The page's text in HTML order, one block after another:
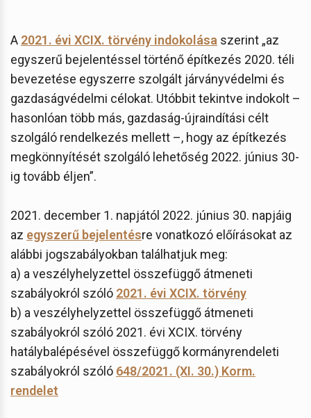
A 2021. évi XCIX. törvény indokolása szerint „az
egyszerű bejelentéssel történő építkezés 2020. téli
bevezetése egyszerre szolgált járványvédelmi és
gazdaságvédelmi célokat. Utóbbit tekintve indokolt –
hasonlóan több más, gazdaság-újraindítási célt
szolgáló rendelkezés mellett –, hogy az építkezés
megkönnyítését szolgáló lehetőség 2022. június 30-
ig tovább éljen”.
2021. december 1. napjától 2022. június 30. napjáig
az egyszerű bejelentésre vonatkozó előírásokat az
alábbi jogszabályokban találhatjuk meg:
a) a veszélyhelyzettel összefüggő átmeneti
szabályokról szóló 2021. évi XCIX. törvény
b) a veszélyhelyzettel összefüggő átmeneti
szabályokról szóló 2021. évi XCIX. törvény
hatálybalépésével összefüggő kormányrendeleti
szabályokról szóló 648/2021. (XI. 30.) Korm.
rendelet